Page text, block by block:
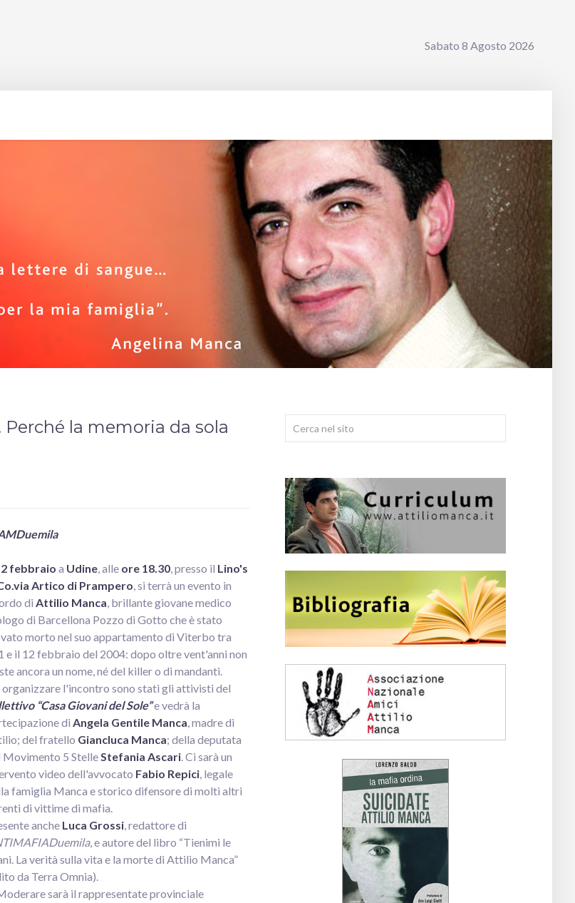
Sabato 8 Agosto 2026
Perché la memoria da sola
febbraio a Udine, alle ore 18.30, presso il Lino's
via Artico di Prampero, si terrà un evento in
di Attilio Manca, brillante giovane medico
di Barcellona Pozzo di Gotto che è stato
morto nel suo appartamento di Viterbo tra
e il 12 febbraio del 2004: dopo oltre vent'anni non
ancora un nome, né del killer o di mandanti.
organizzare l'incontro sono stati gli attivisti del
“Casa Giovani del Sole”e vedrà la
di Angela Gentile Manca, madre di
del fratello Giancluca Manca; della deputata
Movimento 5 StelleStefania Ascari. Ci sarà un
video dell'avvocato Fabio Repici, legale
famiglia Manca e storico difensore di molti altri
di vittime di mafia.
anche Luca Grossi, redattore di
, e autore del libro “Tienimi le
La verità sulla vita e la morte di Attilio Manca”
da Terra Omnia).
sarà il rappresentate provinciale
Cerca...